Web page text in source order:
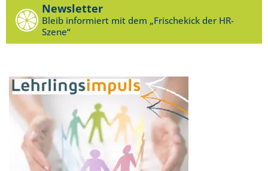
Newsletter
Bleib informiert mit dem „Frischekick der HR-
Szene“